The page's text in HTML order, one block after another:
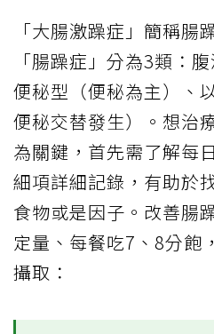
「大腸激躁症」簡稱腸
「腸躁症」分為3類：
便秘型（便秘為主）、
便秘交替發生）。想治
為關鍵，首先需了解每
細項詳細記錄，有助於
食物或是因子。改善腸
定量、每餐吃7、8分飽
攝取：